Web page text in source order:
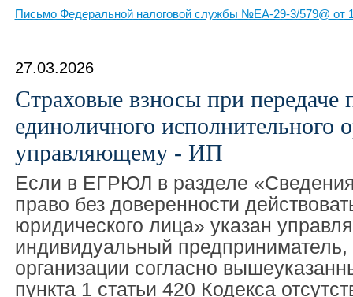
Письмо Федеральной налоговой службы №ЕА-29-3/579@ от
27.03.2026
Страховые взносы при передаче
единоличного исполнительного
управляющему - ИП
Если в ЕГРЮЛ в разделе
право без доверенности
юридического лица» указан
индивидуальный предприниматель,
организации согласно
пункта 1 статьи 420 Кодекса